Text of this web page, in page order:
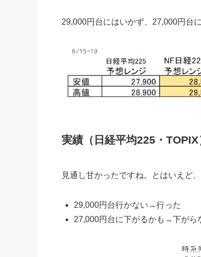
29,000円台にはいかず、27,000円台
実績（日経平均225・TOPIX
見通し甘かったですね。とはいえど
29,000円台行かない→行った
27,000円台に下がるかも→下がら